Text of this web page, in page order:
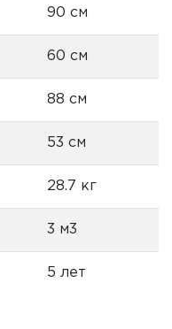
90 см
60 см
88 см
53 см
28.7 кг
3 м3
5 лет